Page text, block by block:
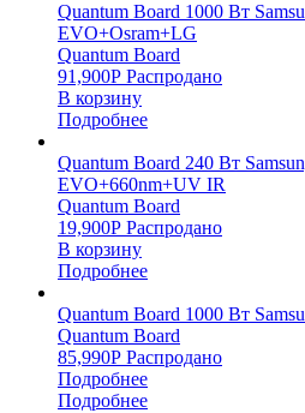
Quantum Board 1000 Вт
EVO+Osram+LG
Quantum Board
91,900Р Распродано
В корзину
Подробнее
Quantum Board 240 Вт
EVO+660nm+UV IR
Quantum Board
19,900Р Распродано
В корзину
Подробнее
Quantum Board 1000 Вт
Quantum Board
85,990Р Распродано
Подробнее
Подробнее